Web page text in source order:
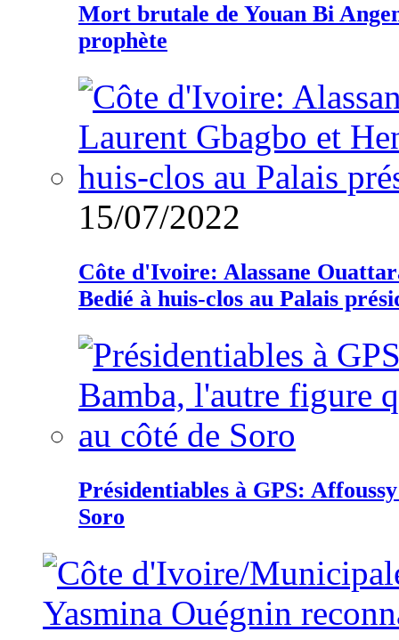
Mort brutale de Youan Bi
prophète
15/07/2022
Côte d'Ivoire: Alassane
Bedié à huis-clos au Palais
Présidentiables à GPS:
Soro